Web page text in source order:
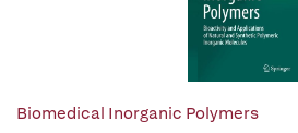
Biomedical Inorganic Polymers